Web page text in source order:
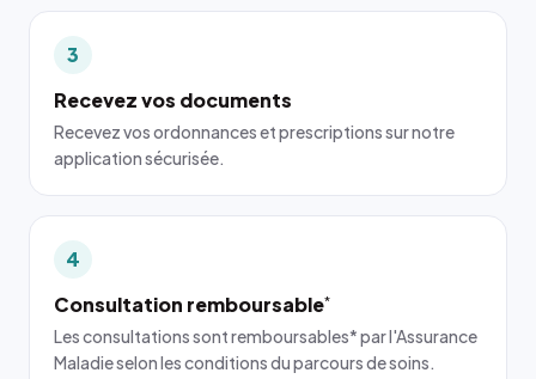
3
Recevez vos documents
Recevez vos ordonnances et prescriptions sur notre
application sécurisée.
4
Consultation remboursable*
Les consultations sont remboursables* par l'Assurance
Maladie selon les conditions du parcours de soins.